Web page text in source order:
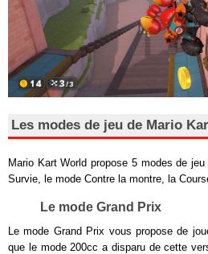
Les modes de jeu de Mario
Mario Kart World propose 5 modes de
Survie, le mode Contre la montre, la
Le mode Grand Prix
Le mode Grand Prix vous propose de
que le mode 200cc a disparu de cette